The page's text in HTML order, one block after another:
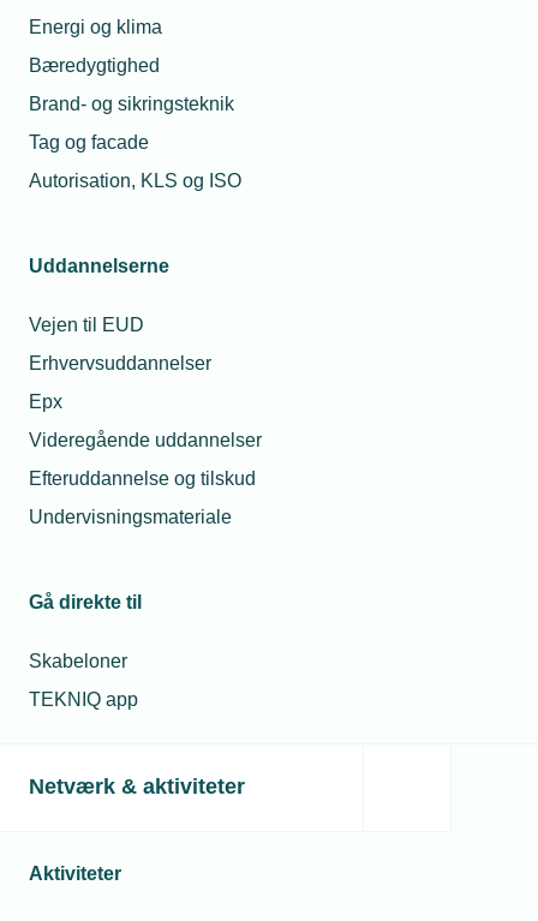
Energi og klima
Bæredygtighed
Brand- og sikringsteknik
Tag og facade
Autorisation, KLS og ISO
Uddannelserne
Vejen til EUD
Erhvervsuddannelser
Epx
Videregående uddannelser
Efteruddannelse og tilskud
Undervisningsmateriale
Gå direkte til
Skabeloner
TEKNIQ app
Netværk & aktiviteter
Aktiviteter